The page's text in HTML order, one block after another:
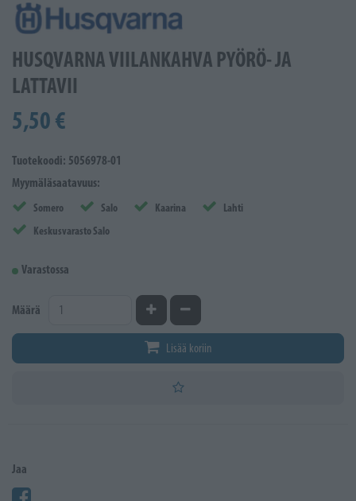
HUSQVARNA VIILANKAHVA PYÖRÖ- JA
LATTAVII
5,50 €
Tuotekoodi: 5056978-01
Myymäläsaatavuus:
Somero Salo Kaarina
Lahti
Keskusvarasto Salo
Varastossa
Määrä Kasvata määrääVähennä määrää
Lisää koriin
Jaa